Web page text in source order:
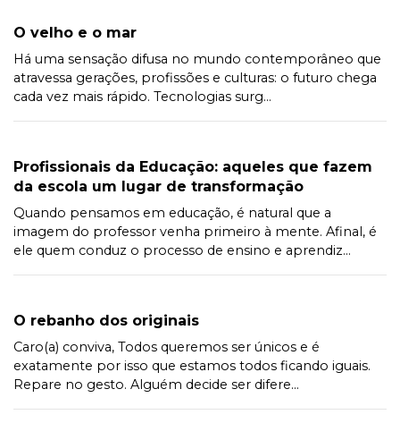
O velho e o mar
Há uma sensação difusa no mundo contemporâneo que
atravessa gerações, profissões e culturas: o futuro chega
cada vez mais rápido. Tecnologias surg...
Profissionais da Educação: aqueles que fazem
da escola um lugar de transformação
Quando pensamos em educação, é natural que a
imagem do professor venha primeiro à mente. Afinal, é
ele quem conduz o processo de ensino e aprendiz...
O rebanho dos originais
Caro(a) conviva, Todos queremos ser únicos e é
exatamente por isso que estamos todos ficando iguais.
Repare no gesto. Alguém decide ser difere...